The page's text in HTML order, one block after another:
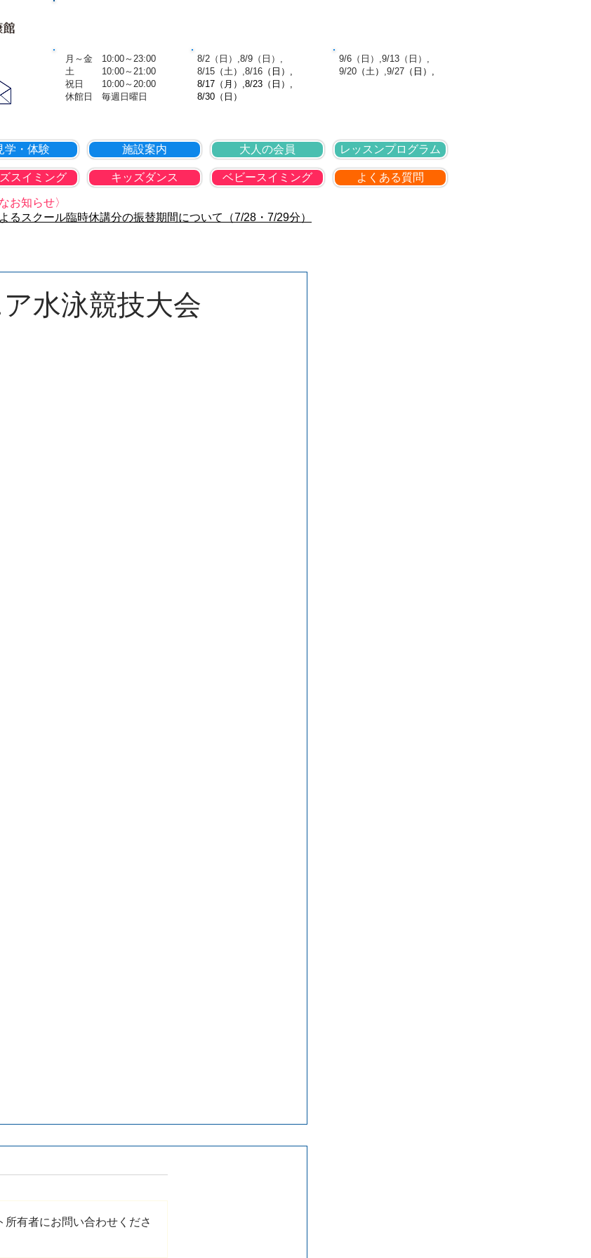
​ 月～金 10:00～23:00
土 10:00～21:00
​ 祝日 10:00～20:00
​​ 休館日 毎週日曜日
​ 8/2（日）,8/9（日）,
8/15 （土） ,8/16 （日 ）,
8/17（月）,8/23（日）,
8/30（日）
​ 9/6（日）,9/13（日）,
9/20 （土） ,9/27 （日 ）,
学・体験
スイミング
施設案内
キッズダンス
大人の会員
ベビースイミング
レッスンプログラム
よくある質問
お知らせ〉
るスクール臨時休講分の振替期間について（7/28・7/29分）
水泳競技大会
有者にお問い合わせくださ